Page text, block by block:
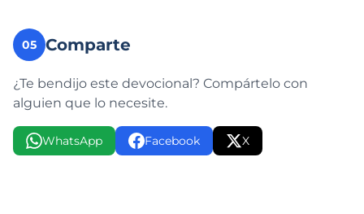
05 Comparte
¿Te bendijo este devocional? Compártelo con
alguien que lo necesite.
WhatsApp Facebook X